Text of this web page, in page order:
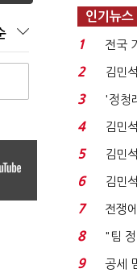
인기뉴스
1
전국
발윳
2
김민
청래
3
'정청
는 추
4
김민
'1위
5
김민
청래
6
김민
위'(1
7
전쟁
에너
8
"팀
주 최
9
공세